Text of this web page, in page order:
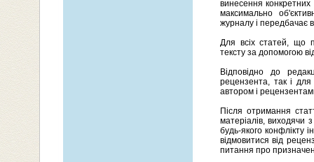
винесення
максимально
журналу і передбачає
Для всіх статей, що
тексту за допомогою
Відповідно до
рецензента, так і
автором і
Після отримання
матеріалів, виходячи з
будь-якого конфлікту
відмовитися від
питання про